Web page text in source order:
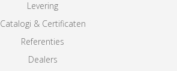
Levering
Catalogi & Certificaten
Referenties
Dealers